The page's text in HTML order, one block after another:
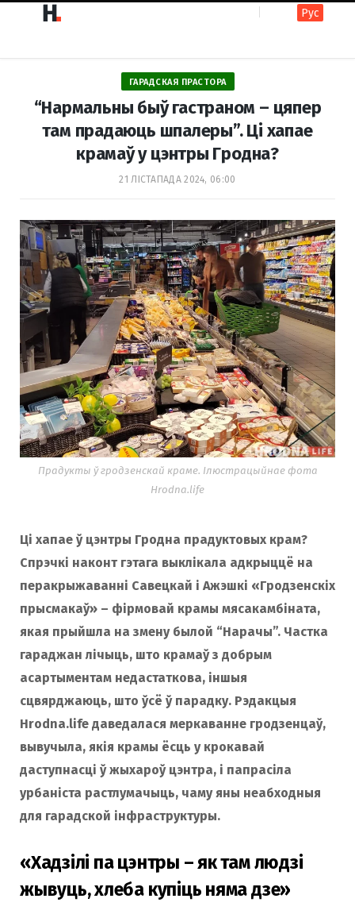
c
b
o
o
k
s
g
r
a
Рус
ГАРАДСКАЯ ПРАСТОРА
“Нармальны быў гастраном – цяпер
там прадаюць шпалеры”. Ці хапае
крамаў у цэнтры Гродна?
21 ЛІСТАПАДА 2024, 06:00
Прадукты ў гродзенскай краме. Ілюстрацыйнае фота
Hrodna.life
Ці хапае ў цэнтры Гродна прадуктовых крам?
Спрэчкі наконт гэтага выклікала адкрыццё на
перакрыжаванні Савецкай і Ажэшкі «Гродзенскіх
прысмакаў» – фірмовай крамы мясакамбіната,
якая прыйшла на змену былой “Нарачы”. Частка
гараджан лічыць, што крамаў з добрым
асартыментам недастаткова, іншыя
сцвярджаюць, што ўсё ў парадку. Рэдакцыя
Hrodna.life даведалася меркаванне гродзенцаў,
вывучыла, якія крамы ёсць у крокавай
даступнасці ў жыхароў цэнтра, і папрасіла
урбаніста растлумачыць, чаму яны неабходныя
для гарадской інфраструктуры.
«Хадзілі па цэнтры – як там людзі
жывуць, хлеба купіць няма дзе»